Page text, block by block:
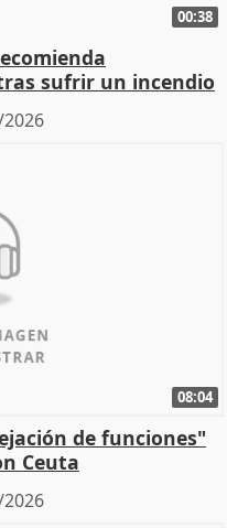
00:38
sufrir un incendio
08:04
de funciones"
Ceuta